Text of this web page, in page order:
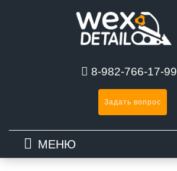
8-982-766-17-99
Задать вопрос
МЕНЮ